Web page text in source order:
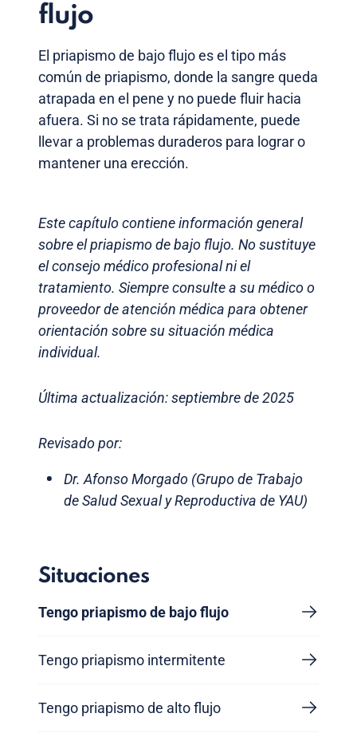
flujo
El priapismo de bajo flujo es el tipo más
común de priapismo, donde la sangre queda
atrapada en el pene y no puede fluir hacia
afuera. Si no se trata rápidamente, puede
llevar a problemas duraderos para lograr o
mantener una erección.
Este capítulo contiene información general
sobre el priapismo de bajo flujo. No sustituye
el consejo médico profesional ni el
tratamiento. Siempre consulte a su médico o
proveedor de atención médica para obtener
orientación sobre su situación médica
individual.
Última actualización: septiembre de 2025
Revisado por:
Dr. Afonso Morgado (Grupo de Trabajo
de Salud Sexual y Reproductiva de YAU)
Situaciones
Tengo priapismo de bajo flujo
Tengo priapismo intermitente
Tengo priapismo de alto flujo